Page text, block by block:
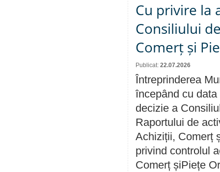
Cu privire la
Consiliului
Comerț și
Publicat: 22.07.2026
Întreprinderea
începând cu
decizie a
Raportului de
Achiziții, Comerț
privind controlul
Comerț șiPiețe